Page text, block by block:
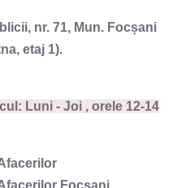
nr. 71, Mun. Focșani
etaj 1).
Luni - Joi , orele 12-14
Focșani